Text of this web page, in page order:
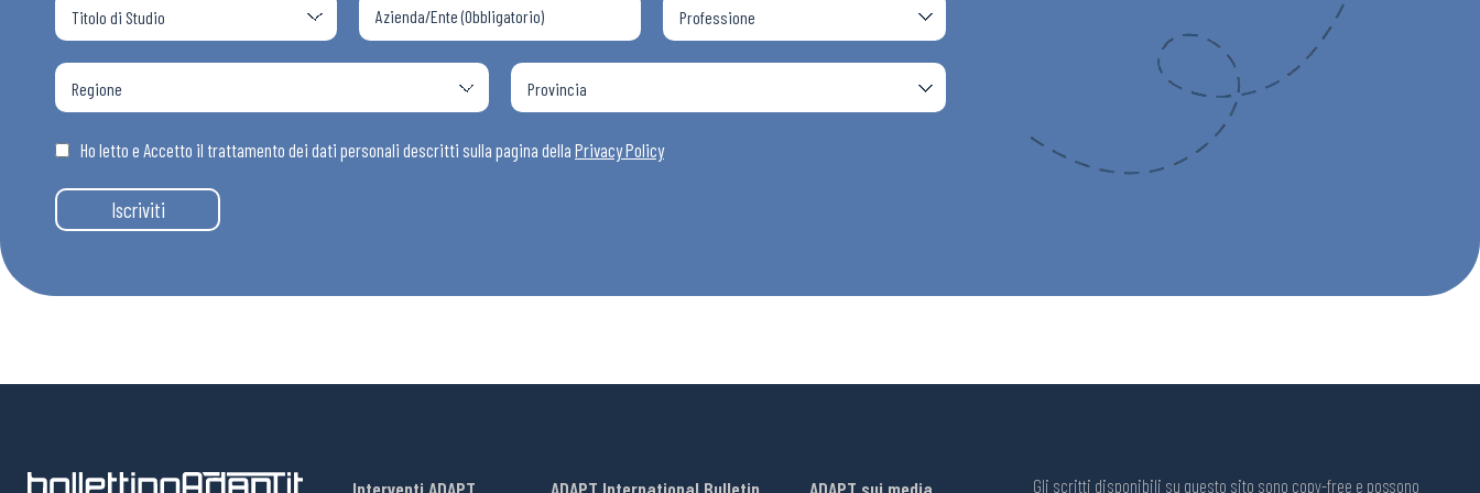
Ho letto e Accetto il trattamento dei dati personali descritti sulla pagina della Privacy Policy
Iscriviti
Gli scritti disponibili su questo sito sono copy-free e possono